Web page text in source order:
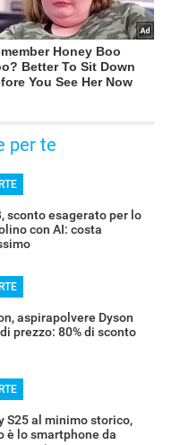
per te
sconto esagerato per lo
con AI: costa
aspirapolvere Dyson
prezzo: 80% di sconto
S25 al minimo storico,
è lo smartphone da